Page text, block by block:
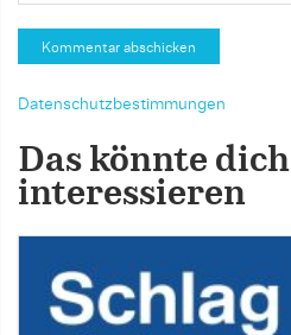
Datenschutzbestimmungen
Das könnte
interessieren